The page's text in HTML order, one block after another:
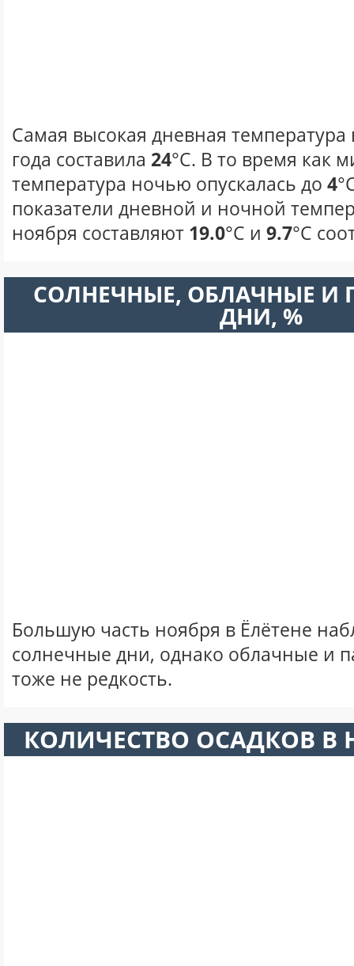
Самая высокая дневная температура
года составила 24°С. В то время как
температура ночью опускалась до 4
показатели дневной и ночной
ноября составляют 19.0°С и 9.7°С
CОЛНЕЧНЫЕ, ОБЛАЧНЫЕ И
ДНИ, %
Большую часть ноября в Ёлётене
солнечные дни, однако облачные и
тоже не редкость.
КОЛИЧЕСТВО ОСАДКОВ В